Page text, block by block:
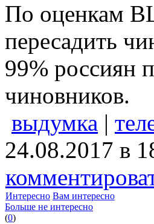
По оценкам
пересадить
99% россиян
чиновников.
выдумка |
24.08.2017 в
Интересно Вам интересно
Больше не интересно
(0)